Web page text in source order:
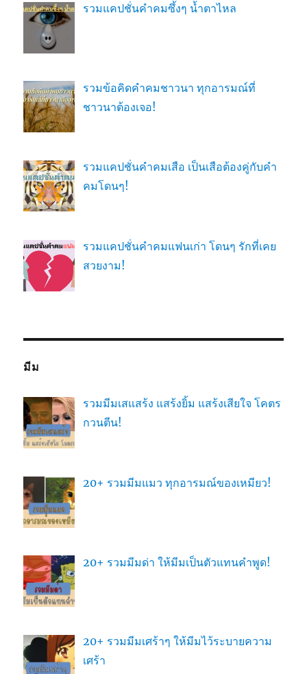
รวมแคปชั่นคำคมซึ้งๆ น้ำตาไหล
รวมข้อคิดคำคมชาวนา ทุกอารมณ์ที่
ชาวนาต้องเจอ!
รวมแคปชั่นคำคมเสือ เป็นเสือต้องคู่กับคำ
คมโดนๆ!
รวมแคปชั่นคำคมแฟนเก่า โดนๆ รักที่เคย
สวยงาม!
มีม
รวมมีมเสแสร้ง แสร้งยิ้ม แสร้งเสียใจ โคตร
กวนตีน!
20+ รวมมีมแมว ทุกอารมณ์ของเหมียว!
20+ รวมมีมด่า ให้มีมเป็นตัวแทนคำพูด!
20+ รวมมีมเศร้าๆ ให้มีมไว้ระบายความ
เศร้า